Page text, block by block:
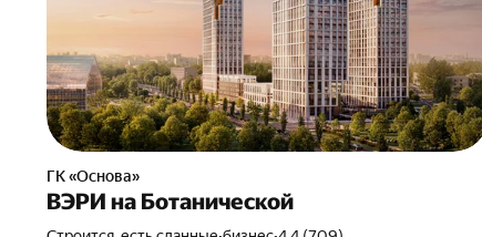
ГК «Основа»
ВЭРИ на Ботанической